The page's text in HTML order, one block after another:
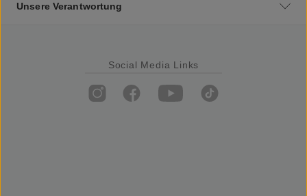
Unsere Verantwortung
Social Media Links